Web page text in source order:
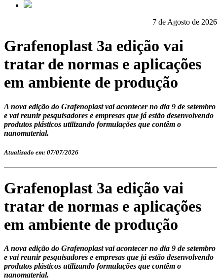
7 de Agosto de 2026
Grafenoplast 3a edição vai
tratar de normas e aplicações
em ambiente de produção
A nova edição do Grafenoplast vai acontecer no dia 9 de setembro
e vai reunir pesquisadores e empresas que já estão desenvolvendo
produtos plásticos utilizando formulações que contêm o
nanomaterial.
Atualizado em: 07/07/2026
Grafenoplast 3a edição vai
tratar de normas e aplicações
em ambiente de produção
A nova edição do Grafenoplast vai acontecer no dia 9 de setembro
e vai reunir pesquisadores e empresas que já estão desenvolvendo
produtos plásticos utilizando formulações que contêm o
nanomaterial.